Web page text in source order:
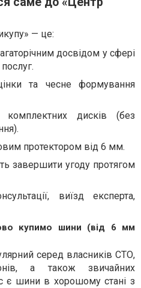
— це:
досвідом у сфері
та чесне формування
дисків (без
протектором від 6 мм.
завершити угоду протягом
виїзд експерта,
купимо шини (від 6 мм
серед власників СТО,
а також звичайних
є шини в хорошому стані з